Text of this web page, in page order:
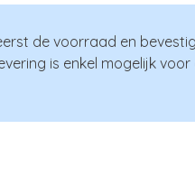
de voorraad en
is enkel mogelijk